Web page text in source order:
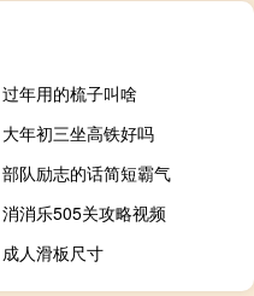
过年用的梳子叫啥
大年初三坐高铁好吗
部队励志的话简短霸气
消消乐505关攻略视频
成人滑板尺寸